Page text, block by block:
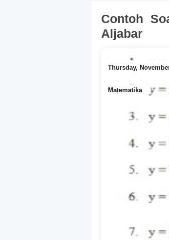
Contoh
Aljabar
Thursday,
Matematika